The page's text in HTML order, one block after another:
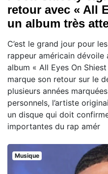
retour avec « All
un album très
C’est le grand jour pour
rappeur américain dévoile
album « All Eyes On
marque son retour sur le
plusieurs années
personnels, l’artiste
un disque qui doit
importantes du rap amér
Musique